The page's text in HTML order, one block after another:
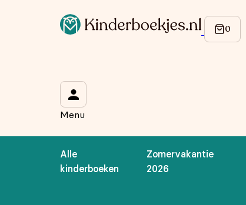
Menu
Alle
kinderboeken
Zomervakantie
2026
Op de hoogte blijven van onze acties?
Wat is je voornaam?
Aanmelden